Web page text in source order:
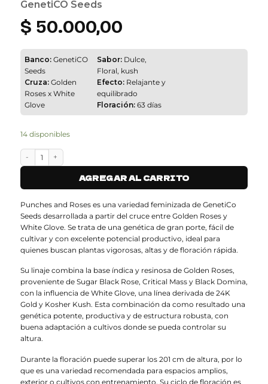
GenetiCO Seeds
$ 50.000,00
Banco: GenetiCO
Seeds
Cruza: Golden
Roses x White
Glove
Sabor:Dulce,
Floral, kush
Efecto:Relajante y
equilibrado
Floración:63 días
14 disponibles
PUNCHES AND ROSES - 5 cantidad
AGREGAR AL CARRITO
Punches and Roses es una variedad feminizada de GenetiCo
Seeds desarrollada a partir del cruce entre Golden Roses y
White Glove. Se trata de una genética de gran porte, fácil de
cultivar y con excelente potencial productivo, ideal para
quienes buscan plantas vigorosas, altas y de floración rápida.
Su linaje combina la base índica y resinosa de Golden Roses,
proveniente de Sugar Black Rose, Critical Mass y Black Domina,
con la influencia de White Glove, una línea derivada de 24K
Gold y Kosher Kush. Esta combinación da como resultado una
genética potente, productiva y de estructura robusta, con
buena adaptación a cultivos donde se pueda controlar su
altura.
Durante la floración puede superar los 201 cm de altura, por lo
que es una variedad recomendada para espacios amplios,
exterior o cultivos con entrenamiento. Su ciclo de floración es